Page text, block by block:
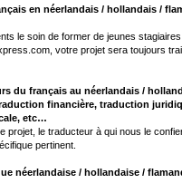
en néerlandais / hollandais /
le soin de former de jeunes
votre projet sera toujours
du français au néerlandais /
financière, traduction
etc…
projet, le traducteur à qui nous le
pertinent.
néerlandaise / hollandaise /